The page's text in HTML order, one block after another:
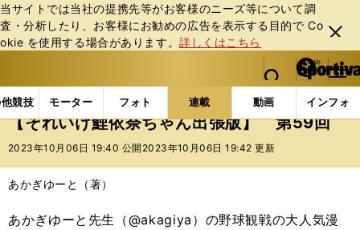
当サイトでは当社の提携先等がお客様のニーズ等について調
査・分析したり、お客様にお勧めの広告を表⽰する⽬的で Co
okie を使⽤する場合があります。詳しくはこちら
閉じ
る
web Sportiva (webスポルティーバ)
検索
マイペ
ー
ジ
メニュ
競技 モーター フォト 連載 動画 インフォ
b
ス
ポ
ル
ィ
ー
連載コラム スポマン！ それいけ鯉依奈ちゃん出張
【それいけ鯉依奈ちゃん出張版】 第59回
2023年10月06日 19:40 公開 2023年10月06日 19:42 更新
あかぎゆーと（著）
あかぎゆーと先生（@akagiya）の野球観戦の大人気漫